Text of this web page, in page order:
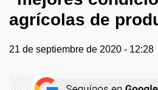
agrícolas de
21 de septiembre de 2020 - 12:28